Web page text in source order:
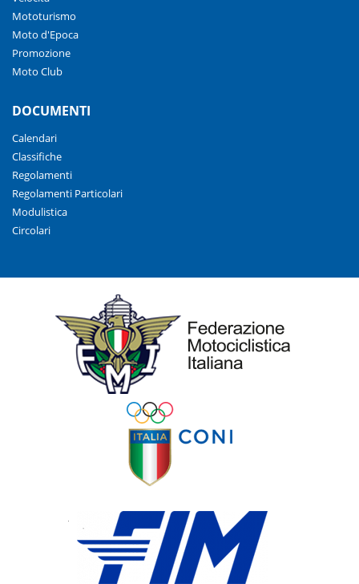
Mototurismo
Moto d'Epoca
Promozione
Moto Club
DOCUMENTI
Calendari
Classifiche
Regolamenti
Regolamenti Particolari
Modulistica
Circolari